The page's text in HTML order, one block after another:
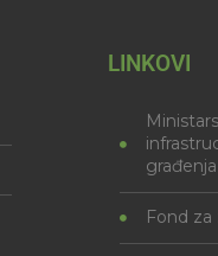
LINKOVI
građenja
Fond